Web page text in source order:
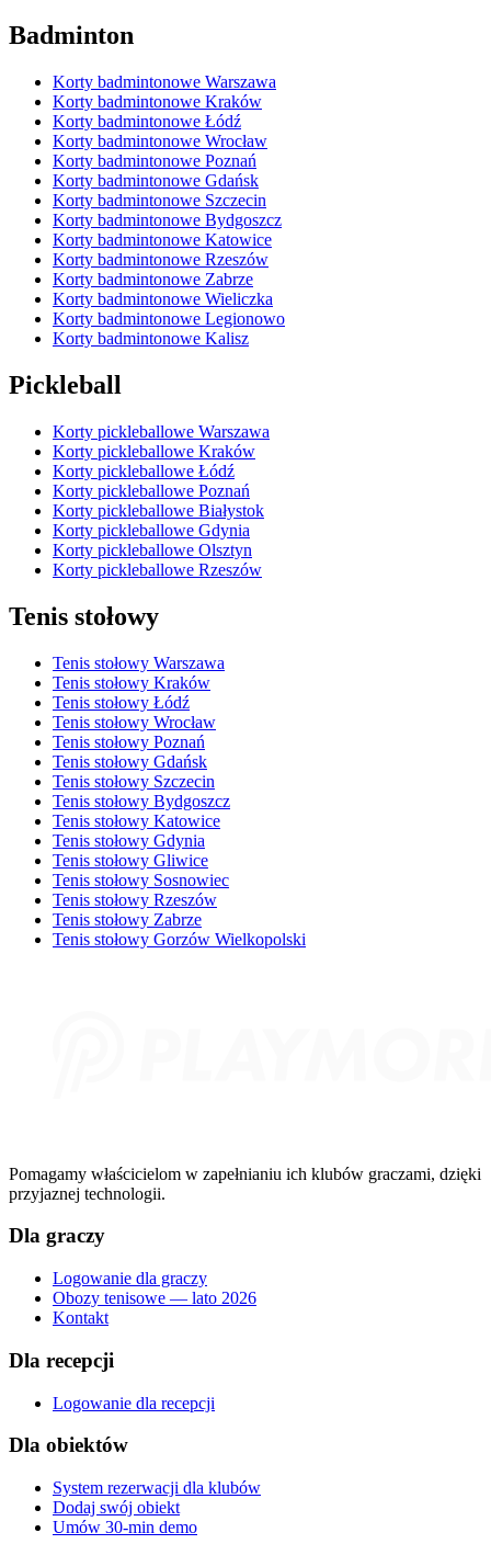
Badminton
Korty badmintonowe Warszawa
Korty badmintonowe Kraków
Korty badmintonowe Łódź
Korty badmintonowe Wrocław
Korty badmintonowe Poznań
Korty badmintonowe Gdańsk
Korty badmintonowe Szczecin
Korty badmintonowe Bydgoszcz
Korty badmintonowe Katowice
Korty badmintonowe Rzeszów
Korty badmintonowe Zabrze
Korty badmintonowe Wieliczka
Korty badmintonowe Legionowo
Korty badmintonowe Kalisz
Pickleball
Korty pickleballowe Warszawa
Korty pickleballowe Kraków
Korty pickleballowe Łódź
Korty pickleballowe Poznań
Korty pickleballowe Białystok
Korty pickleballowe Gdynia
Korty pickleballowe Olsztyn
Korty pickleballowe Rzeszów
Tenis stołowy
Tenis stołowy Warszawa
Tenis stołowy Kraków
Tenis stołowy Łódź
Tenis stołowy Wrocław
Tenis stołowy Poznań
Tenis stołowy Gdańsk
Tenis stołowy Szczecin
Tenis stołowy Bydgoszcz
Tenis stołowy Katowice
Tenis stołowy Gdynia
Tenis stołowy Gliwice
Tenis stołowy Sosnowiec
Tenis stołowy Rzeszów
Tenis stołowy Zabrze
Tenis stołowy Gorzów Wielkopolski
Pomagamy właścicielom w zapełnianiu ich klubów graczami, dzięki
przyjaznej technologii.
Dla graczy
Logowanie dla graczy
Obozy tenisowe — lato 2026
Kontakt
Dla recepcji
Logowanie dla recepcji
Dla obiektów
System rezerwacji dla klubów
Dodaj swój obiekt
Umów 30-min demo